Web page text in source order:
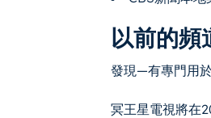
以前的頻
發現—有專門用
冥王星電視將在